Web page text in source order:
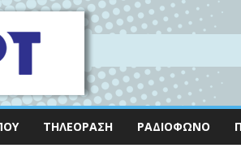
ΤΗΛΕΌΡΑΣΗ ΡΑΔΙΌΦΩΝΟ